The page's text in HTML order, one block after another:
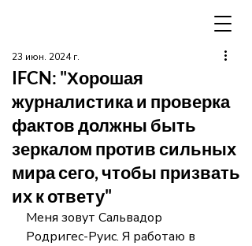
IFCN: "Хорошая
журналистика и проверка
фактов должны быть
зеркалом против сильных
мира сего, чтобы призвать
их к ответу"
23 июн. 2024 г.
Меня зовут Сальвадор
Родригес-Руис. Я работаю в